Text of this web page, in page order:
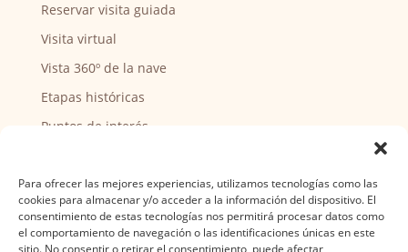
Para ofrecer las mejores experiencias, utilizamos tecnologías como las
cookies para almacenar y/o acceder a la información del dispositivo. El
consentimiento de estas tecnologías nos permitirá procesar datos como
el comportamiento de navegación o las identificaciones únicas en este
sitio. No consentir o retirar el consentimiento, puede afectar
Reservar visita guiada
Visita virtual
Vista 360º de la nave
Etapas históricas
Puntos de interés
Actividades y horarios
Ser voluntario